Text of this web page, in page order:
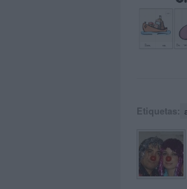
Etiquetas: